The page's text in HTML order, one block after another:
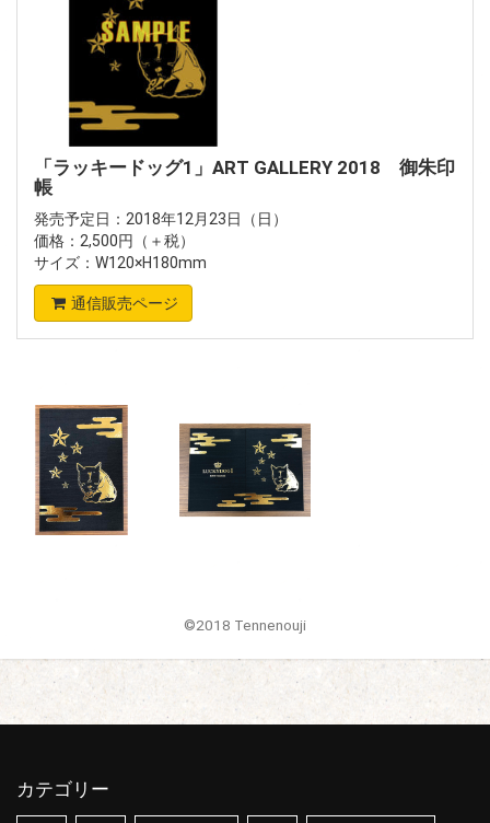
「ラッキードッグ1」ART GALLERY 2018 御朱印
帳
発売予定日：2018年12月23日（日）
価格：2,500円（＋税）
サイズ：W120×H180mm
通信販売ページ
©2018 Tennenouji
カテゴリー